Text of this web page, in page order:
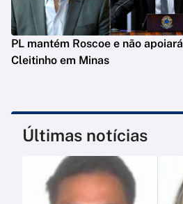
PL mantém Roscoe e não apoiará
Cleitinho em Minas
Últimas notícias